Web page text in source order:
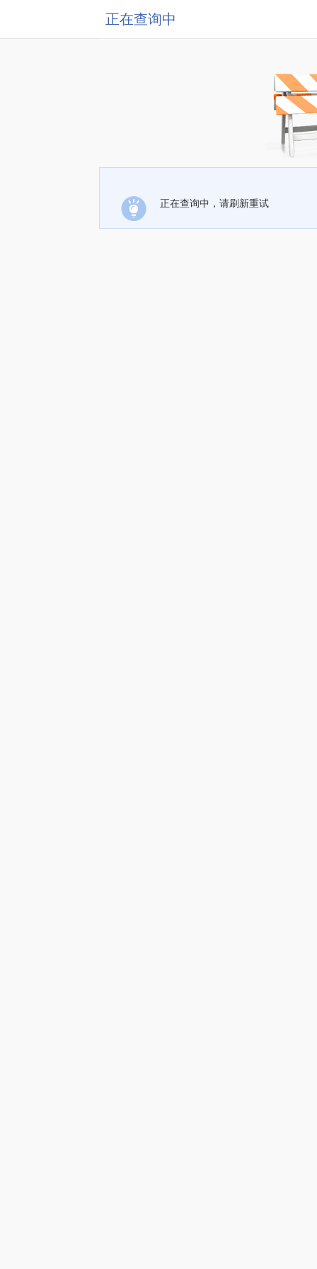
正在查询中
正在查询中，请刷新重试